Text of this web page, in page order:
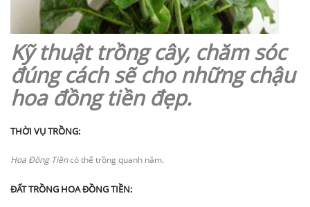
Kỹ thuật trồng cây, chăm sóc
đúng cách sẽ cho những chậu
hoa đồng tiền đẹp.
THỜI VỤ TRỒNG:
Hoa Đồng Tiềncó thể trồng quanh năm.
ĐẤT TRỒNG HOA ĐỒNG TIỀN: